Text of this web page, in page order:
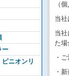
ー
ニオンリ
（
当
当
た
・
・